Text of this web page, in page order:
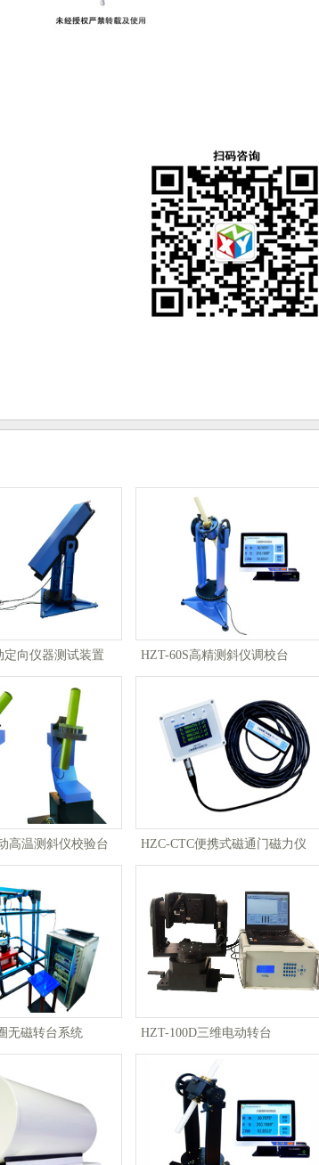
定向仪器测试装置 HZT-60S高精测斜仪调校台
高温测斜仪校验台 HZC-CTC便携式磁通门磁力仪
无磁转台系统 HZT-100D三维电动转台